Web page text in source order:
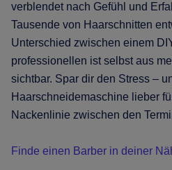
verblendet nach Gefühl und
Tausende von Haarschnitten
Unterschied zwischen einem
professionellen ist selbst aus
sichtbar. Spar dir den Stress –
Haarschneidemaschine lieber
Nackenlinie zwischen den
Finde einen Barber in deiner